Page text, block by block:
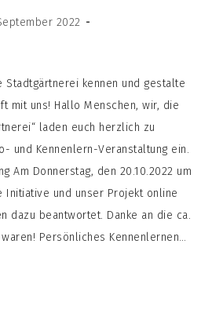
2022
Stadtgärtnerei kennen und gestalte
mit uns! Hallo Menschen, wir, die
laden euch herzlich zu
und Kennenlern-Veranstaltung ein.
Am Donnerstag, den 20.10.2022 um
Initiative und unser Projekt online
dazu beantwortet. Danke an die ca.
Persönliches Kennenlernen…